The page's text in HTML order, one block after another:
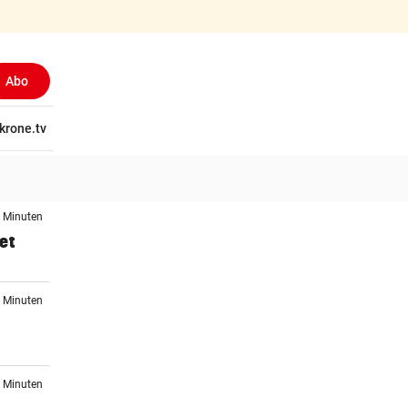
Abo
krone.tv
Minuten
Minuten
Minuten